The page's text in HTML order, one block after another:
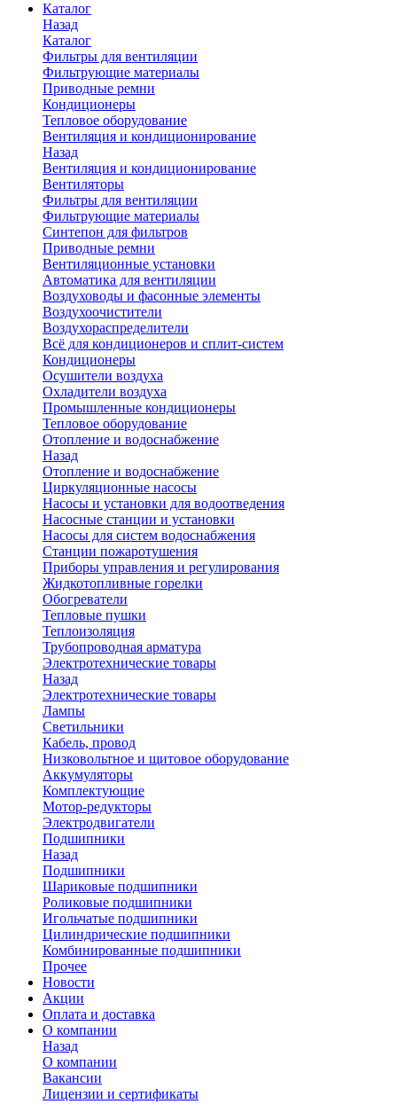
Каталог
Назад
Каталог
Фильтры для вентиляции
Фильтрующие материалы
Приводные ремни
Кондиционеры
Тепловое оборудование
Вентиляция и кондиционирование
Назад
Вентиляция и кондиционирование
Вентиляторы
Фильтры для вентиляции
Фильтрующие материалы
Синтепон для фильтров
Приводные ремни
Вентиляционные установки
Автоматика для вентиляции
Воздуховоды и фасонные элементы
Воздухоочистители
Воздухораспределители
Всё для кондиционеров и сплит-систем
Кондиционеры
Осушители воздуха
Охладители воздуха
Промышленные кондиционеры
Тепловое оборудование
Отопление и водоснабжение
Назад
Отопление и водоснабжение
Циркуляционные насосы
Насосы и установки для водоотведения
Насосные станции и установки
Насосы для систем водоснабжения
Станции пожаротушения
Приборы управления и регулирования
Жидкотопливные горелки
Обогреватели
Тепловые пушки
Теплоизоляция
Трубопроводная арматура
Электротехнические товары
Назад
Электротехнические товары
Лампы
Светильники
Кабель, провод
Низковольтное и щитовое оборудование
Аккумуляторы
Комплектующие
Мотор-редукторы
Электродвигатели
Подшипники
Назад
Подшипники
Шариковые подшипники
Роликовые подшипники
Игольчатые подшипники
Цилиндрические подшипники
Комбинированные подшипники
Прочее
Новости
Акции
Оплата и доставка
О компании
Назад
О компании
Вакансии
Лицензии и сертификаты